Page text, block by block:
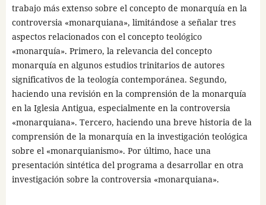
trabajo más extenso sobre el concepto de monarquía en la
controversia «monarquiana», limitándose a señalar tres
aspectos relacionados con el concepto teológico
«monarquía». Primero, la relevancia del concepto
monarquía en algunos estudios trinitarios de autores
significativos de la teología contemporánea. Segundo,
haciendo una revisión en la comprensión de la monarquía
en la Iglesia Antigua, especialmente en la controversia
«monarquiana». Tercero, haciendo una breve historia de la
comprensión de la monarquía en la investigación teológica
sobre el «monarquianismo». Por último, hace una
presentación sintética del programa a desarrollar en otra
investigación sobre la controversia «monarquiana».